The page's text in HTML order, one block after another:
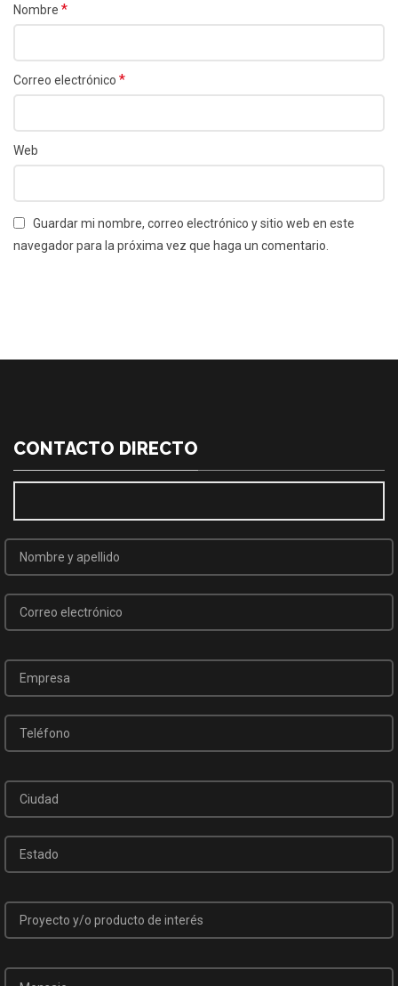
Nombre *
Correo electrónico *
Web
Guardar mi nombre, correo electrónico y sitio web en este
navegador para la próxima vez que haga un comentario.
CONTACTO DIRECTO